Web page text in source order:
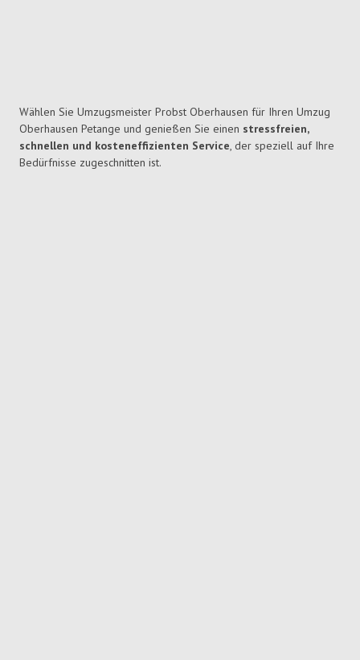
Wählen Sie Umzugsmeister Probst Oberhausen für Ihren Umzug
Oberhausen Petange und genießen Sie einen stressfreien,
schnellen und kosteneffizienten Service, der speziell auf Ihre
Bedürfnisse zugeschnitten ist.